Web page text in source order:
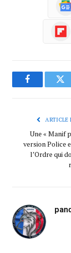
Facebook
ARTICLE
Une « Manif
version Police
l’Ordre qui